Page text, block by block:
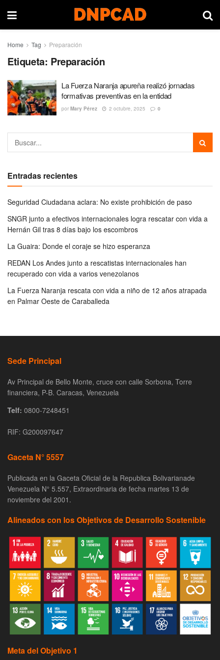
Home Tag Preparación
Etiqueta: Preparación
La Fuerza Naranja apureña realizó jornadas
formativas preventivas en la entidad
por Mary Pérez 2 octubre, 2025 0
Entradas recientes
Seguridad Ciudadana aclara: No existe prohibición de paso
SNGR junto a efectivos internacionales logra rescatar con vida a
Hernán Gil tras 8 días bajo los escombros
La Guaira: Donde el coraje se hizo esperanza
REDAN Los Andes junto a rescatistas internacionales han
recuperado con vida a varios venezolanos
La Fuerza Naranja rescata con vida a niño de 12 años atrapada
en Palmar Oeste de Caraballeda
Sede Principal
Av Principal de Bello Monte, cruce con calle Sorbona, Torre
financiera, P-B. Caracas, Venezuela
Telf: 0800-7248451
RIF: G200097647
Gaceta N° 5557
Publicada en la Gaceta Oficial de la Republica Bolivarianade
Venezuela N° 5.557, Extraordinaria de fecha martes 13 de
noviembre del 2001.
Alineados con los Objetivos de Desarrollo Sostenible
Meta del Objetivo 1